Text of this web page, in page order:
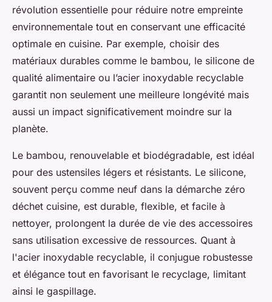
révolution essentielle pour réduire notre empreinte
environnementale tout en conservant une efficacité
optimale en cuisine. Par exemple, choisir des
matériaux durables comme le bambou, le silicone de
qualité alimentaire ou l’acier inoxydable recyclable
garantit non seulement une meilleure longévité mais
aussi un impact significativement moindre sur la
planète.
Le bambou, renouvelable et biodégradable, est idéal
pour des ustensiles légers et résistants. Le silicone,
souvent perçu comme neuf dans la démarche zéro
déchet cuisine, est durable, flexible, et facile à
nettoyer, prolongent la durée de vie des accessoires
sans utilisation excessive de ressources. Quant à
l'acier inoxydable recyclable, il conjugue robustesse
et élégance tout en favorisant le recyclage, limitant
ainsi le gaspillage.